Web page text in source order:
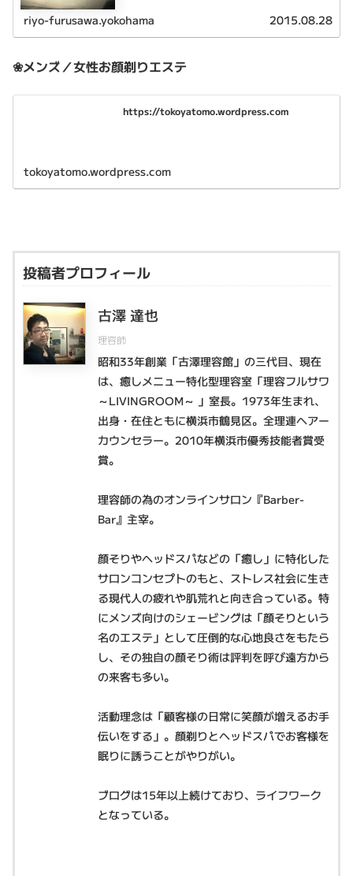
riyo-furusawa.yokohama 2015.08.28
❀メンズ／女性お顔剃りエステ
https://tokoyatomo.wordpress.com
tokoyatomo.wordpress.com
投稿者プロフィール
古澤 達也
理容師
昭和33年創業「古澤理容館」の三代目、現在
は、癒しメニュー特化型理容室「理容フルサワ
～LIVINGROOM～ 」室長。1973年生まれ、
出身・在住ともに横浜市鶴見区。全理連ヘアー
カウンセラー。2010年横浜市優秀技能者賞受
賞。
理容師の為のオンラインサロン『Barber-
Bar』主宰。
顔そりやヘッドスパなどの「癒し」に特化した
サロンコンセプトのもと、ストレス社会に生き
る現代人の疲れや肌荒れと向き合っている。特
にメンズ向けのシェービングは「顔そりという
名のエステ」として圧倒的な心地良さをもたら
し、その独自の顔そり術は評判を呼び遠方から
の来客も多い。
活動理念は「顧客様の日常に笑顔が増えるお手
伝いをする」。顔剃りとヘッドスパでお客様を
眠りに誘うことがやりがい。
ブログは15年以上続けており、ライフワーク
となっている。